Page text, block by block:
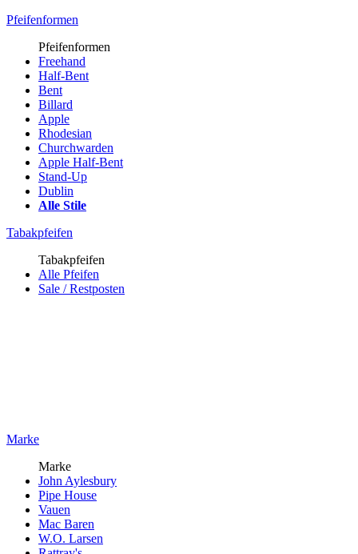
Pfeifenformen
Pfeifenformen
Freehand
Half-Bent
Bent
Billard
Apple
Rhodesian
Churchwarden
Apple Half-Bent
Stand-Up
Dublin
Alle Stile
Tabakpfeifen
Tabakpfeifen
Alle Pfeifen
Sale / Restposten
Marke
Marke
John Aylesbury
Pipe House
Vauen
Mac Baren
W.O. Larsen